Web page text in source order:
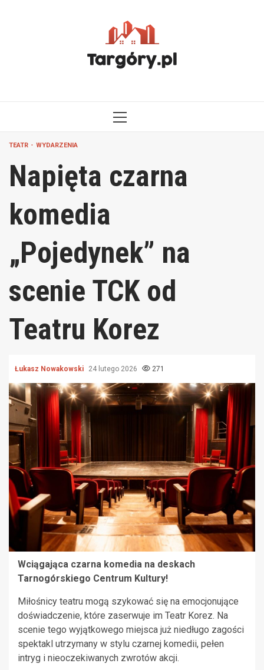
MENU
TEATR WYDARZENIA
Napięta czarna
komedia
„Pojedynek” na
scenie TCK od
Teatru Korez
Łukasz Nowakowski 24 lutego 2026 271
Wciągająca czarna komedia na deskach
Tarnogórskiego Centrum Kultury!
Miłośnicy teatru mogą szykować się na emocjonujące
doświadczenie, które zaserwuje im Teatr Korez. Na
scenie tego wyjątkowego miejsca już niedługo zagości
spektakl utrzymany w stylu czarnej komedii, pełen
intryg i nieoczekiwanych zwrotów akcji.